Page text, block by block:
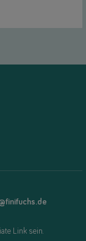
Link sein.